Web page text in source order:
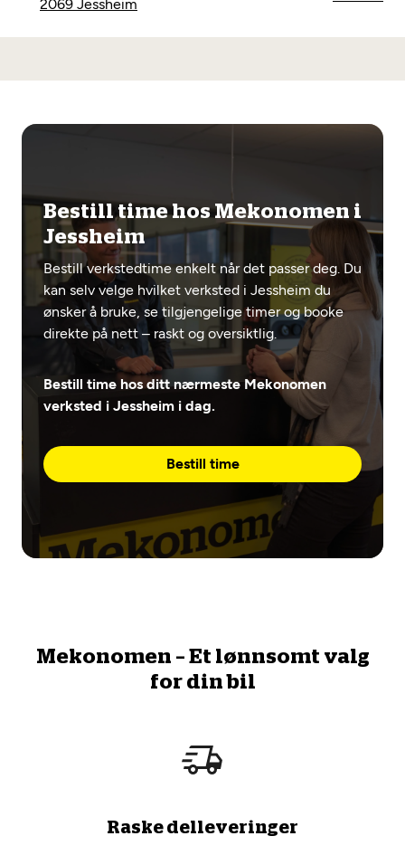
2069 Jessheim
Bestill time hos Mekonomen i
Jessheim
Bestill verkstedtime enkelt når det passer deg. Du
kan selv velge hvilket verksted i Jessheim du
ønsker å bruke, se tilgjengelige timer og booke
direkte på nett – raskt og oversiktlig.
Bestill time hos ditt nærmeste Mekonomen
verksted i Jessheim i dag.
Bestill time
Mekonomen – Et lønnsomt valg
for din bil
Raske delleveringer